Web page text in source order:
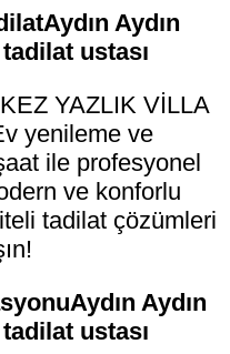
Aydın
ustası
YAZLIK VİLLA
yenileme ve
ile profesyonel
ve konforlu
tadilat çözümleri
Aydın
ustası